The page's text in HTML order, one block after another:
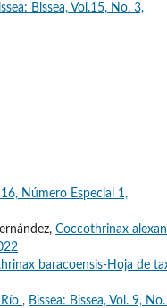
Bissea, Vol.15, No. 3,
16, Número Especial 1,
Coccothrinax
baracoensis-Hoja de
, Bissea: Bissea, Vol. 9,